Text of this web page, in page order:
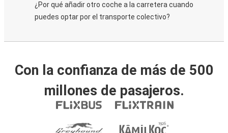
¿Por qué añadir otro coche a la carretera cuando
puedes optar por el transporte colectivo?
Con la confianza de más de 500
millones de pasajeros.